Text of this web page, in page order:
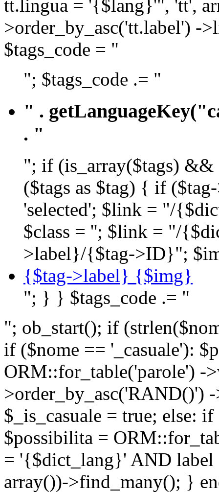
tt.lingua = '{$lang}'", 'tt',
>order_by_asc('tt.label') -
$tags_code = "
"; $tags_code .= "
" .
. "
"; if (is_array($tags) &&
($tags as $tag) { if
'selected'; $link = "/
$class = ''; $link = "/
>label}/{$tag->ID}";
{$tag->label} {$img}
"; } } $tags_code .= "
"; ob_start(); if
if ($nome == '_casuale'):
ORM::for_table('parole') -
>order_by_asc('RAND()')
$_is_casuale = true; else:
$possibilita =
= '{$dict_lang}' AND
array())->find_many(); }